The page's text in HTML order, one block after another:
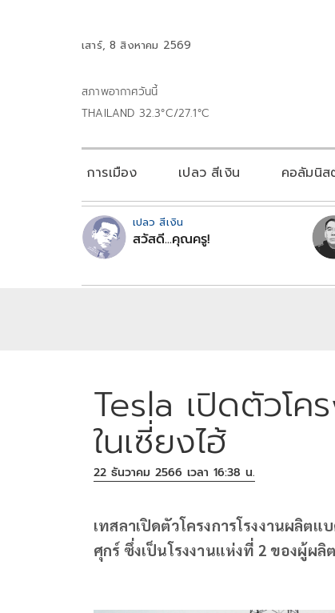
เสาร์, 8 สิงหาคม 2569
สภาพอากาศวันนี้
THAILAND 32.3°C/27.1°C
การเมือง เปลว สีเงิน คอลัมนิส
เปลว สีเงิน
สวัสดี...คุณครู!
Tesla เปิดตัวโค
ในเซี่ยงไฮ้
22 ธันวาคม 2566 เวลา 16:38 น.
เทสลาเปิดตัวโครงการโรงงานผลิต
ศุกร์ ซึ่งเป็นโรงงานแห่งที่ 2 ของผู้ผ